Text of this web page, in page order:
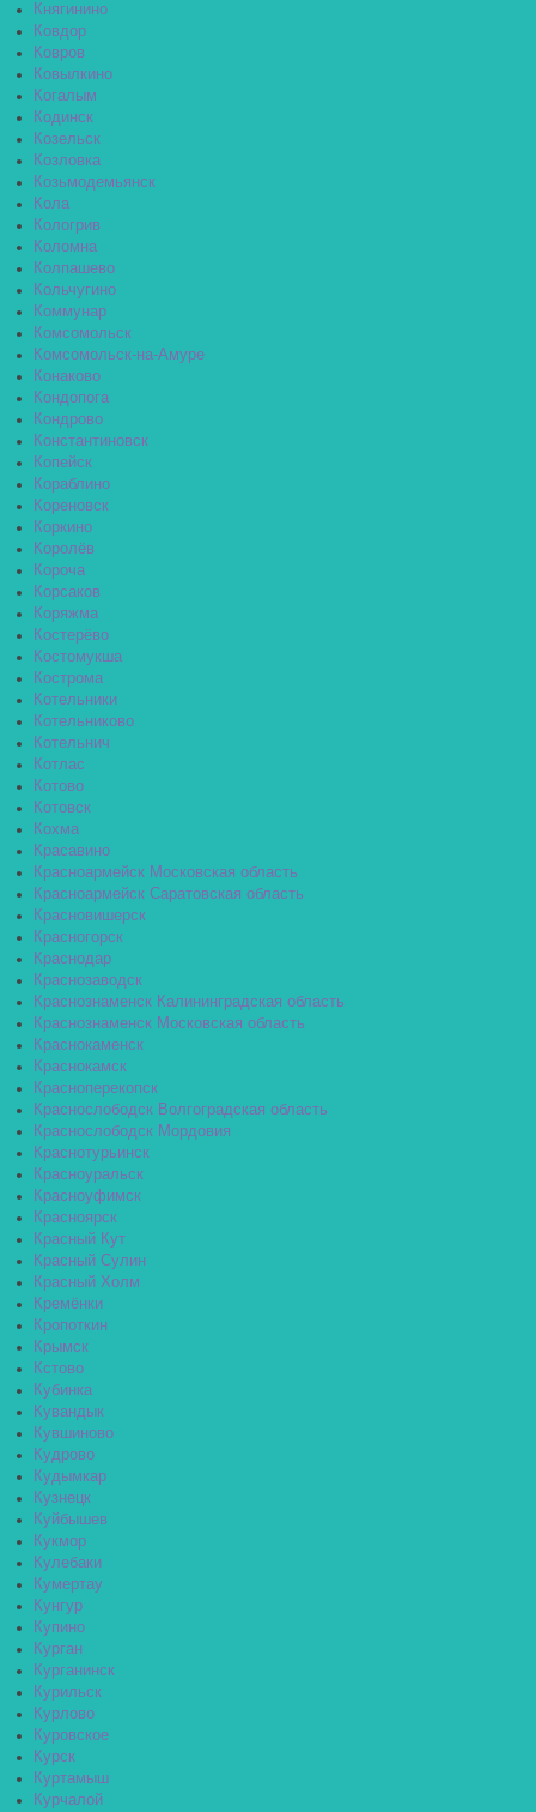
Княгинино
Ковдор
Ковров
Ковылкино
Когалым
Кодинск
Козельск
Козловка
Козьмодемьянск
Кола
Кологрив
Коломна
Колпашево
Кольчугино
Коммунар
Комсомольск
Комсомольск-на-Амуре
Конаково
Кондопога
Кондрово
Константиновск
Копейск
Кораблино
Кореновск
Коркино
Королёв
Короча
Корсаков
Коряжма
Костерёво
Костомукша
Кострома
Котельники
Котельниково
Котельнич
Котлас
Котово
Котовск
Кохма
Красавино
Красноармейск Московская область
Красноармейск Саратовская область
Красновишерск
Красногорск
Краснодар
Краснозаводск
Краснознаменск Калининградская область
Краснознаменск Московская область
Краснокаменск
Краснокамск
Красноперекопск
Краснослободск Волгоградская область
Краснослободск Мордовия
Краснотурьинск
Красноуральск
Красноуфимск
Красноярск
Красный Кут
Красный Сулин
Красный Холм
Кремёнки
Кропоткин
Крымск
Кстово
Кубинка
Кувандык
Кувшиново
Кудрово
Кудымкар
Кузнецк
Куйбышев
Кукмор
Кулебаки
Кумертау
Кунгур
Купино
Курган
Курганинск
Курильск
Курлово
Куровское
Курск
Куртамыш
Курчалой